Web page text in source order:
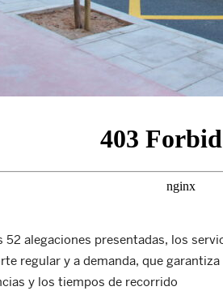
52 alegaciones presentadas, los
regular y a demanda, que
y los tiempos de recorrido